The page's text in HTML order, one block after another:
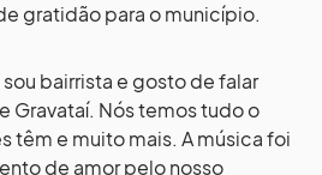
gratidão para o município.
bairrista e gosto de falar
Gravataí. Nós temos tudo o
têm e muito mais. A música foi
de amor pelo nosso